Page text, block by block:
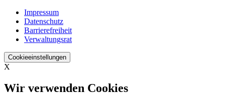
Impressum
Datenschutz
Barrierefreiheit
Verwaltungsrat
Cookieeinstellungen
X
Wir verwenden Cookies